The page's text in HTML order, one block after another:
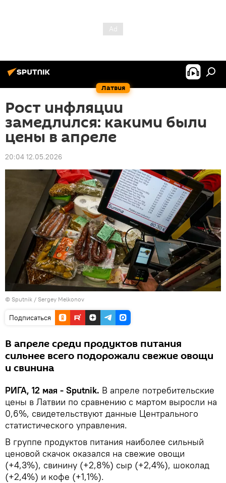
Латвия
Рост инфляции
замедлился: какими были
цены в апреле
20:04 12.05.2026
© Sputnik / Sergey Melkonov
Подписаться
В апреле среди продуктов питания
сильнее всего подорожали свежие овощи
и свинина
РИГА, 12 мая - Sputnik. В апреле потребительские
цены в Латвии по сравнению с мартом выросли на
0,6%, свидетельствуют данные Центрального
статистического управления.
В группе продуктов питания наиболее сильный
ценовой скачок оказался на свежие овощи
(+4,3%), свинину (+2,8%) сыр (+2,4%), шоколад
(+2,4%) и кофе (+1,1%).